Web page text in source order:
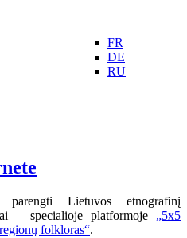
FR
DE
RU
Lietuvos etnografinį
– specialioje platformoje „5x5
folkloras“.